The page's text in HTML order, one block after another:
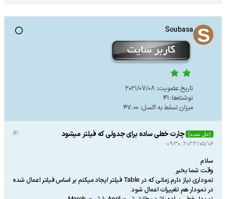
Soubasa
تاریخ عضویت: 2021/07/08
نوشته‌ها: 41
میزان تسلط به اکسل: 47.00
#1 [حل شده] چارت خطی ساده برای جدولی که فیلتر میشود
2023/05/06, 09:30
سلام
وقت شما بخیر
نموداری نیاز دارم زمانی که در Table فیلتر ایجاد میکنم بر اساس فیلتر اعمال شده
در نمودار هم تغییرات اعمال شود